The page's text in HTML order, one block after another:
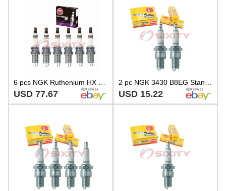
USD 77.67 USD 15.22